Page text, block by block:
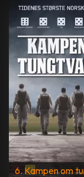
6. Kampen om